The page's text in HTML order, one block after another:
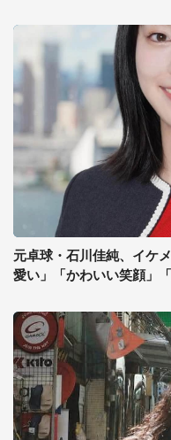
元卓球・石川佳純、イケ
愛い」「かわいい笑顔」